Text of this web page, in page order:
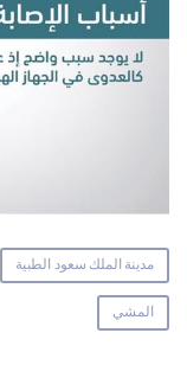
مدينة الملك سعود الطبية
المشي